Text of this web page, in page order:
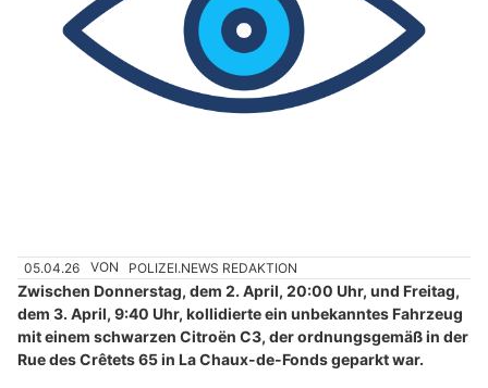
05.04.26 VON POLIZEI.NEWS REDAKTION
Zwischen Donnerstag, dem 2. April, 20:00 Uhr, und Freitag,
dem 3. April, 9:40 Uhr, kollidierte ein unbekanntes Fahrzeug
mit einem schwarzen Citroën C3, der ordnungsgemäß in der
Rue des Crêtets 65 in La Chaux-de-Fonds geparkt war.